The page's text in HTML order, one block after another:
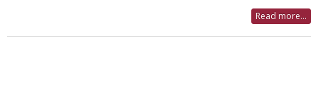
Read more...